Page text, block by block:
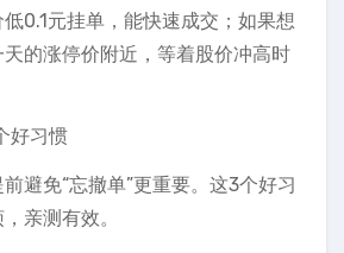
0.1元挂单，能快速成交；如果想
的涨停价附近，等着股价冲高时
好习惯
避免“忘撤单”更重要。这3个好习
亲测有效。